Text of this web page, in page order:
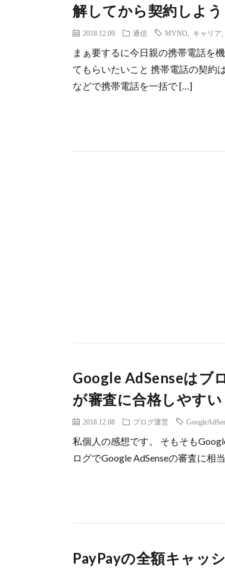
解してから契約しよう
2018.12.09 通信 MVNO キャリア
まぁ要するに今日親の携帯電話を
てもらいたいこと 携帯電話の契約
などで携帯電話を一括で […]
Google AdSenseはブ
が審査に合格しやすい
2018.12.08 ブログ運営
私個人の感想です。 そもそも
ログでGoogle AdSenseの審査に
PayPayの全額キャッ